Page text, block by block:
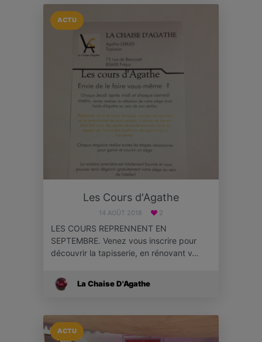
ACTU
Les Cours d'Agathe
14 AOÛT 2018 2
LES COURS REPRENNENT EN
SEPTEMBRE. Venez vous inscrire pour
découvrir la tapisserie, en rénovant v…
La Chaise D'Agathe
ACTU